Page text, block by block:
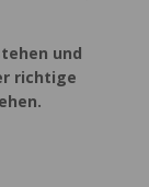
und
richtige